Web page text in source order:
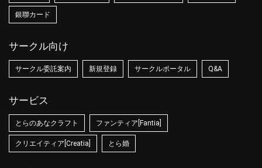
銀聯カード
サークル向け
サークル委託案内 新規登録 サークルポータル Q&A
サービス
とらのあなクラフト ファンティア[Fantia]
クリエイティア[Creatia] とら婚